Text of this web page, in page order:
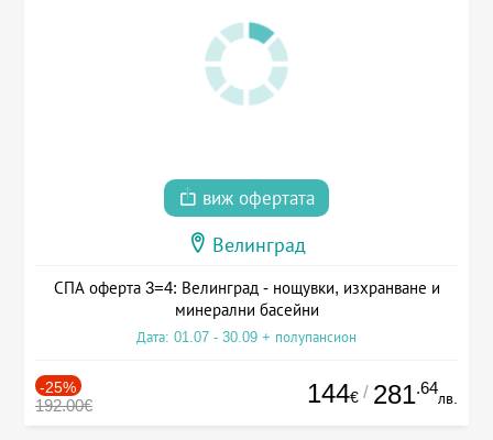
виж офертата
Велинград
СПА оферта 3=4: Велинград - нощувки, изхранване и
минерални басейни
Дата: 01.07 - 30.09 + полупансион
-25%
192.00€ 144€ / 281.64
лв.